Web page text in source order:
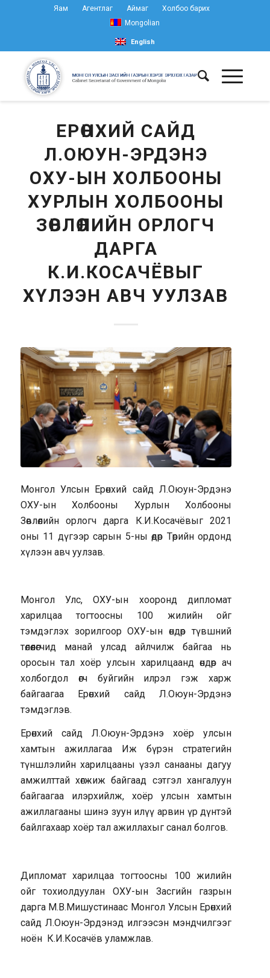
Яам Агентлаг Аймаг
Холбоо барих
Mongolian
English
ЕРӨНХИЙ САЙД
Л.ОЮУН-ЭРДЭНЭ
ОХУ-ЫН ХОЛБООНЫ
ХУРЛЫН ХОЛБООНЫ
ЗӨВЛӨЛИЙН ОРЛОГЧ
ДАРГА
К.И.КОСАЧЁВЫГ
ХҮЛЭЭН АВЧ УУЛЗАВ
Монгол Улсын Ерөнхий сайд Л.Оюун-Эрдэнэ
ОХУ-ын Холбооны Хурлын Холбооны
Зөвлөлийн орлогч дарга К.И.Косачёвыг 2021
оны 11 дүгээр сарын 5-ны өдөр Төрийн ордонд
хүлээн авч уулзав.
Монгол Улс, ОХУ-ын хооронд дипломат
харилцаа тогтоосны 100 жилийн ойг
тэмдэглэх зорилгоор ОХУ-ын өндөр түвшний
төлөөлөгчид манай улсад айлчилж байгаа нь
оросын тал хоёр улсын харилцаанд өндөр ач
холбогдол өгч буйгийн илрэл гэж харж
байгаагаа Ерөнхий сайд Л.Оюун-Эрдэнэ
тэмдэглэв.
Ерөнхий сайд Л.Оюун-Эрдэнэ хоёр улсын
хамтын ажиллагаа Иж бүрэн стратегийн
түншлэлийн харилцааны үзэл санааны дагуу
амжилттай хөгжиж байгаад сэтгэл хангалуун
байгаагаа илэрхийлж, хоёр улсын хамтын
ажиллагааны шинэ зуун илүү арвин үр дүнтэй
байлгахаар хоёр тал ажиллахыг санал болгов.
Дипломат харилцаа тогтоосны 100 жилийн
ойг тохиолдуулан ОХУ-ын Засгийн газрын
дарга М.В.Мишустинаас Монгол Улсын Ерөнхий
сайд Л.Оюун-Эрдэнэд илгээсэн мэндчилгээг
ноён К.И.Косачёв уламжлав.